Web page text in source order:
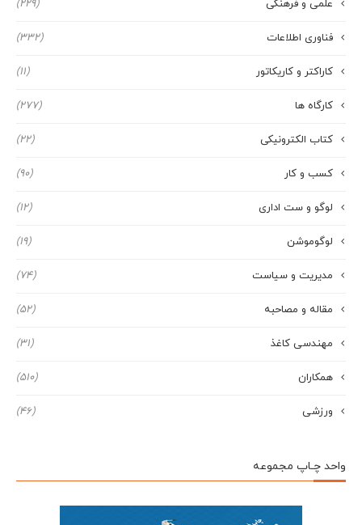
علمی و فرهنگی (229)
فناوری اطلاعات (332)
کاراکتر و کاریکاتور (11)
کارگاه ها (277)
کتاب الکترونیکی (22)
کسب و کار (90)
لوگو و ست اداری (12)
لوگوموشن (19)
مدیریت و سیاست (74)
مقاله و مصاحبه (52)
مهندسی کاغذ (31)
همکاران (510)
ورزشی (46)
واحد چـاپ مجموعه